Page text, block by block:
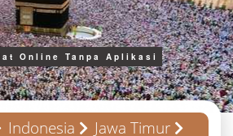
Online Tanpa Aplikasi
Indonesia
Jawa Timur